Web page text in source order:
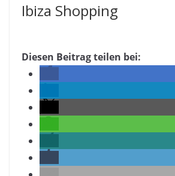
Ibiza Shopping
Diesen Beitrag teilen bei: